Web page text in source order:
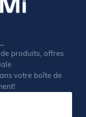
produits, offres
votre boîte de